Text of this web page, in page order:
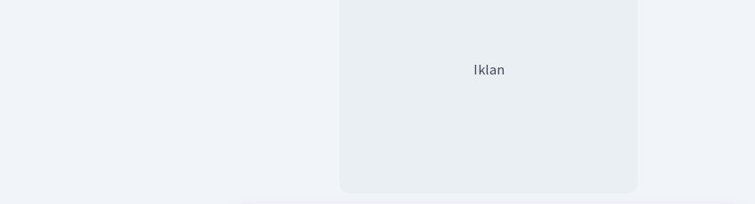
Iklan